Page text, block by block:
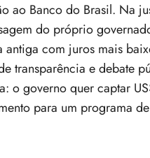
ao Banco do Brasil. Na
do próprio
com juros mais
transparência e debate
o governo quer captar
para um programa